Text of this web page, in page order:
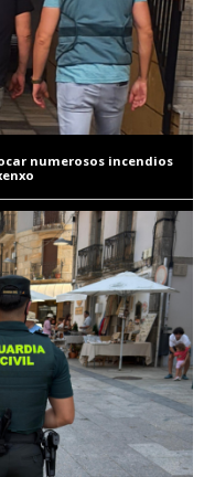
numerosos incendios